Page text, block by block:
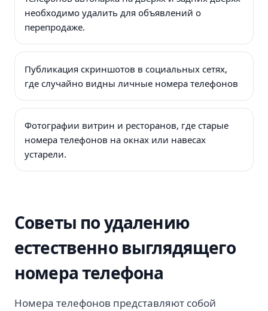
необходимо удалить для объявлений о
перепродаже.
Публикация скриншотов в социальных сетях,
где случайно видны личные номера телефонов
Фотографии витрин и ресторанов, где старые
номера телефонов на окнах или навесах
устарели.
Советы по удалению
естественно выглядящего
номера телефона
Номера телефонов представляют собой